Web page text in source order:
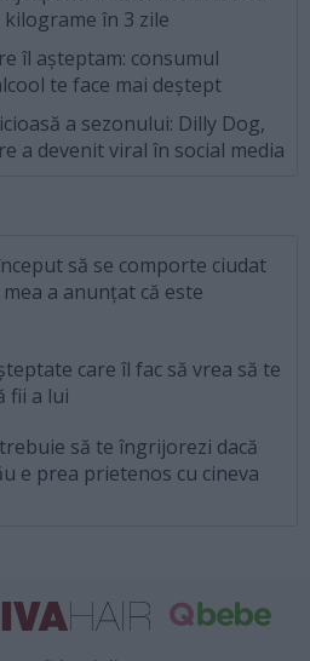
kilograme în 3 zile
îl așteptam: consumul
te face mai deștept
a sezonului: Dilly Dog,
a devenit viral în social media
să se comporte ciudat
a anunțat că este
care îl fac să vrea să te
fii a lui
să te îngrijorezi dacă
e prea prietenos cu cineva